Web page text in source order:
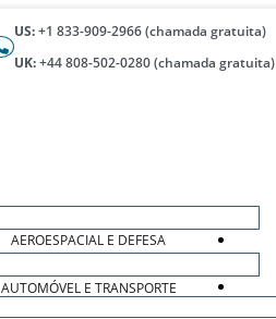
US:+1 833-909-2966 (chamada gratuita)
UK:+44 808-502-0280 (chamada gratuita)
AEROESPACIAL E DEFESA
AUTOMÓVEL E TRANSPORTE